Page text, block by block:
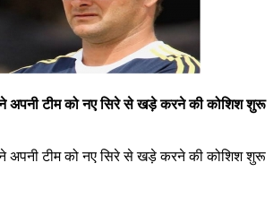
अपनी टीम को नए सिरे से खड़े करने की कोशिश शुरू
अपनी टीम को नए सिरे से खड़े करने की कोशिश शुरू